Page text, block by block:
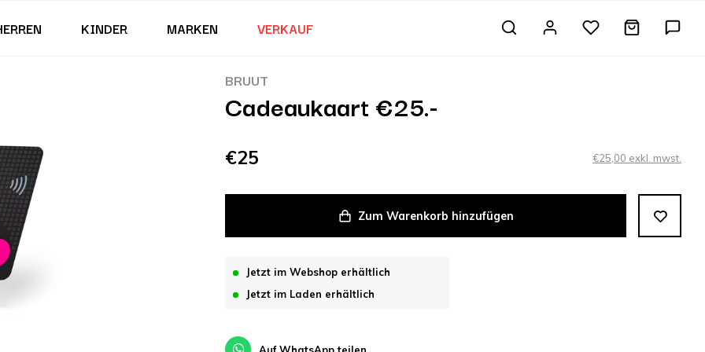
KINDER MARKEN VERKAUF
BRUUT
Cadeaukaart €25.-
€25 €25,00 exkl. mwst.
Zum Warenkorb hinzufügen
Jetzt im Webshop erhältlich
Jetzt im Laden erhältlich
Auf WhatsApp teilen